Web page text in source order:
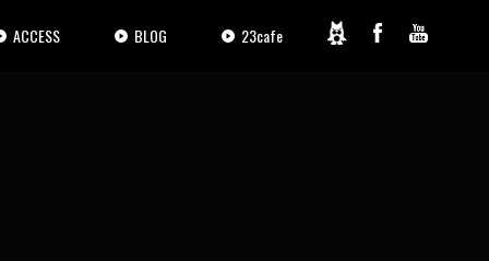
ACCESS BLOG 23cafe